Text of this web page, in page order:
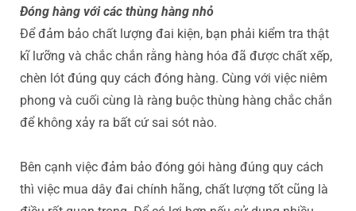
Đóng hàng với các thùng hàng nhỏ
Để đảm bảo chất lượng đai kiện, bạn phải kiểm tra thật
kĩ lưỡng và chắc chắn rằng hàng hóa đã được chất xếp,
chèn lót đúng quy cách đóng hàng. Cùng với việc niêm
phong và cuối cùng là ràng buộc thùng hàng chắc chắn
để không xảy ra bất cứ sai sót nào.
Bên cạnh việc đảm bảo đóng gói hàng đúng quy cách
thì việc mua dây đai chính hãng, chất lượng tốt cũng là